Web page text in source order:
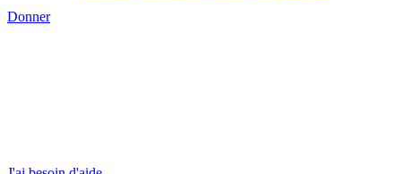
Donner